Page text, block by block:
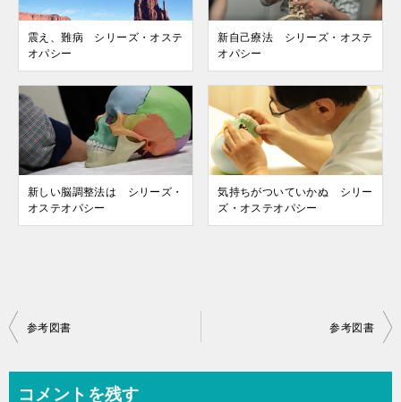
震え、難病 シリーズ・オステ
オパシー
新自己療法 シリーズ・オステ
オパシー
新しい脳調整法は シリーズ・
オステオパシー
気持ちがついていかぬ シリー
ズ・オステオパシー
投
参考図書 参考図書
コメントを残す